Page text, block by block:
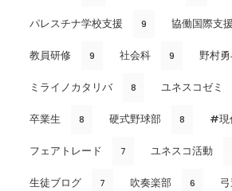
パレスチナ学校支援 9 協働国際支援
教員研修 9 社会科 9 野村
ミライノカタリバ 8 ユネスコゼミ
卒業生 8 硬式野球部 8 #現
フェアトレード 7 ユネスコ活動
生徒ブログ 7 吹奏楽部 6